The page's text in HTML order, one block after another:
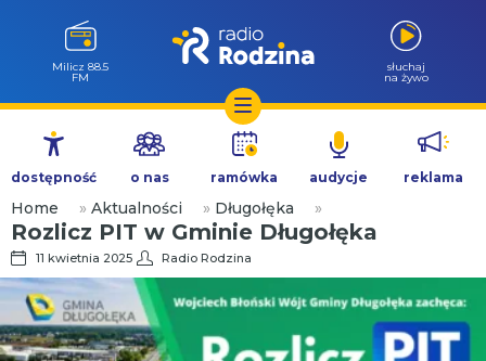
Przejdź
treści
Milicz 88.5
FM
słuchaj
na żywo
dostępność o nas ramówka audycje reklama
Home » Aktualności » Długołęka »
Rozlicz PIT w Gminie Długołęka
11 kwietnia 2025 Radio Rodzina